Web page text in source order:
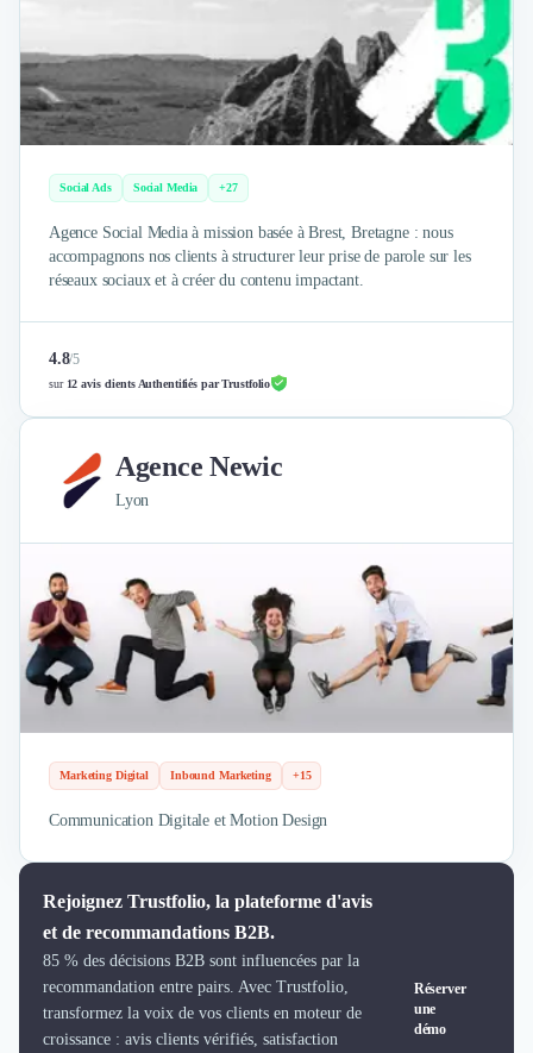
Bureaux d'Entreprise
Déménagement
Impression
Logistique
Traduction
Traiteur & Restauration
Conception & Aménagement de Bureaux
Sourcing et Imports
Office Management
Gestion Immobilière
Logiciel PropTech
Courtage en Energie
Désinfection & décontamination
Nettoyage & Ménage
Clubs & Réseaux Professionnels
Espaces de Coworking
Social Ads Social Media +27
Agence Social Media à mission basée à Brest, Bretagne : nous
accompagnons nos clients à structurer leur prise de parole sur les
réseaux sociaux et à créer du contenu impactant.
4.8/5
sur 12 avis clients Authentifiés par Trustfolio
Agence Newic
Lyon
Marketing Digital Inbound Marketing +15
Communication Digitale et Motion Design
Rejoignez Trustfolio, la plateforme d'avis
et de recommandations B2B.
85 % des décisions B2B sont influencées par la
recommandation entre pairs. Avec Trustfolio,
transformez la voix de vos clients en moteur de
croissance : avis clients vérifiés, satisfaction
Réserver
une
démo